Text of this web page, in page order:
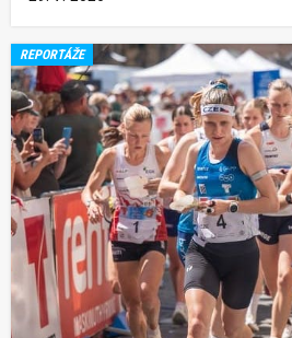
REPORTÁŽE